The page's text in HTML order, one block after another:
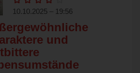
10.10.2025 – 19:56
und